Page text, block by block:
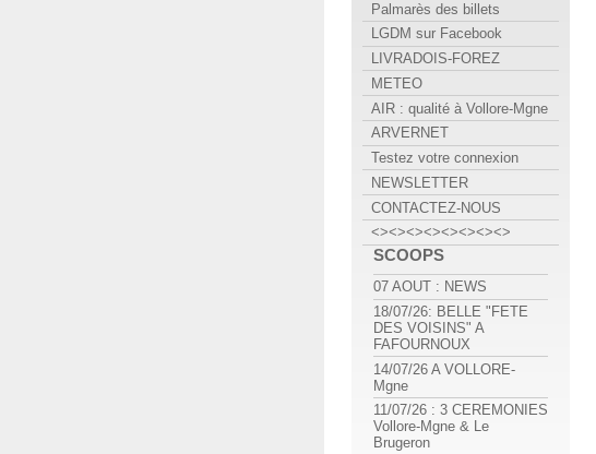
Palmarès des billets
LGDM sur Facebook
LIVRADOIS-FOREZ
METEO
AIR : qualité à Vollore-Mgne
ARVERNET
Testez votre connexion
NEWSLETTER
CONTACTEZ-NOUS
<><><><><><><><>
SCOOPS
07 AOUT : NEWS
18/07/26: BELLE "FETE
DES VOISINS" A
FAFOURNOUX
14/07/26 A VOLLORE-
Mgne
11/07/26 : 3 CEREMONIES
Vollore-Mgne & Le
Brugeron